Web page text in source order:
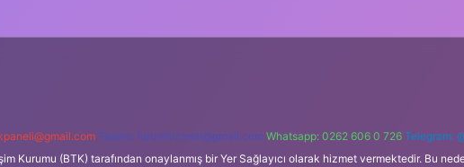
Teams: forumhizmeti@gmail.com Whatsapp: 0262 606 0 726 Telegram:
Kurumu (BTK) tarafından onaylanmış bir Yer Sağlayıcı olarak hizmet vermektedir. Bu